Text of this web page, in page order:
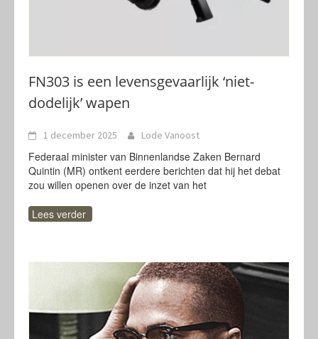
FN303 is een levensgevaarlijk ‘niet-
dodelijk’ wapen
1 december 2025 Lode Vanoost
Federaal minister van Binnenlandse Zaken Bernard
Quintin (MR) ontkent eerdere berichten dat hij het debat
zou willen openen over de inzet van het
Lees verder